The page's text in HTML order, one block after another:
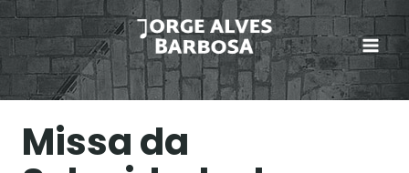
Skip
to
content
Missa da